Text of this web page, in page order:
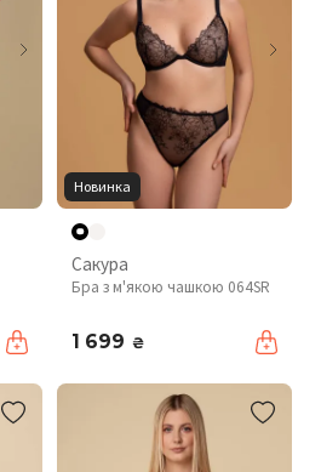
Новинка
Сакура
Бра з м'якою чашкою 064SR
1 699 ₴